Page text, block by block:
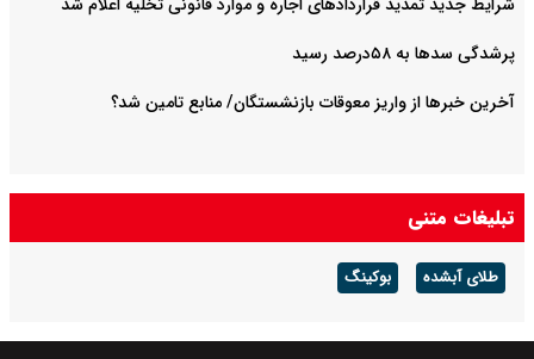
پرشدگی سدها به ۵۸درصد رسید
آخرین خبرها از واریز معوقات بازنشستگان/ منابع تامین شد؟
تبلیغات متنی
طلای آبشده بوکینگ